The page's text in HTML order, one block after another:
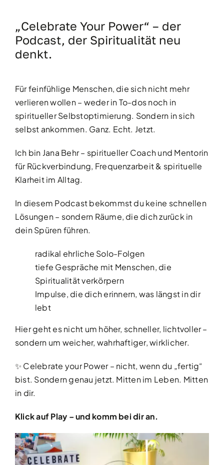
Kundenstimmen
Bücher
Blog & Podcasts
Free Inspiration
Kontakt
„Celebrate Your Power“ – der
Podcast, der Spiritualität neu
denkt.
Für feinfühlige Menschen, die sich nicht mehr
verlieren wollen – weder in To-dos noch in
spiritueller Selbstoptimierung. Sondern in sich
selbst ankommen. Ganz. Echt. Jetzt.
Ich bin Jana Behr – spiritueller Coach und Mentorin
für Rückverbindung, Frequenzarbeit & spirituelle
Klarheit im Alltag.
In diesem Podcast bekommst du keine schnellen
Lösungen – sondern Räume, die dich zurück in
dein Spüren führen.
radikal ehrliche Solo-Folgen
tiefe Gespräche mit Menschen, die
Spiritualität verkörpern
Impulse, die dich erinnern, was längst in dir
lebt
Hier geht es nicht um höher, schneller, lichtvoller –
sondern um weicher, wahrhaftiger, wirklicher.
✨ Celebrate your Power – nicht, wenn du „fertig“
bist. Sondern genau jetzt. Mitten im Leben. Mitten
in dir.
Klick auf Play – und komm bei dir an.